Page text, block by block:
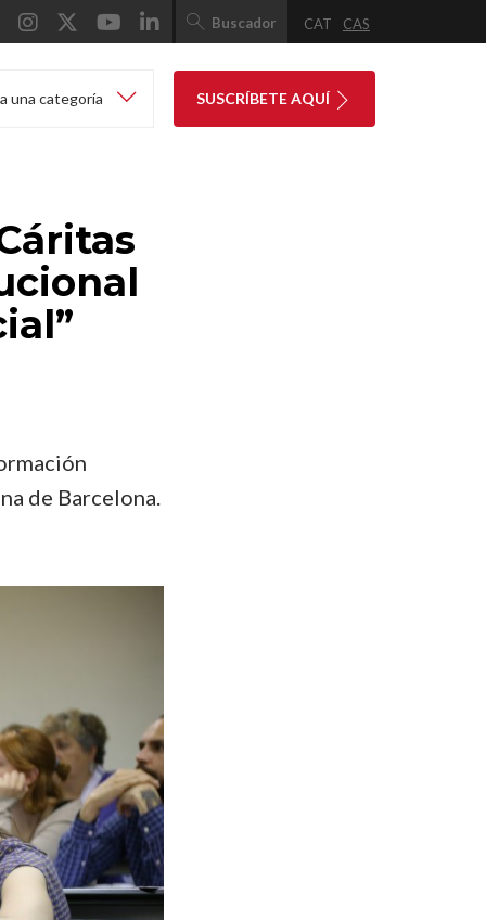
Buscador CAT CAS
una categoría SUSCRÍBETE AQUÍ
de Barcelona.